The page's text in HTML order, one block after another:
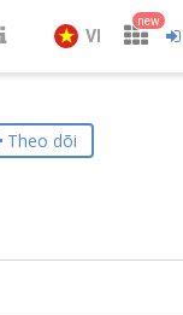
VI
new
Theo dõi